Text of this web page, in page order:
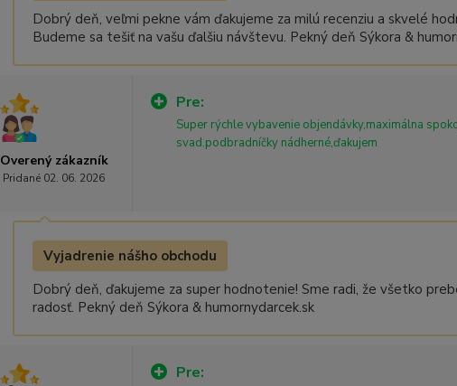
Dobrý deň, veľmi pekne vám ďakujeme za milú recenziu a skvelé
Budeme sa tešiť na vašu ďalšiu návštevu. Pekný deň Sýkora &
Overený zákazník
Pridané 02. 06. 2026
Pre:
Super rýchle vybavenie objendávky,maximálna
svad.podbradníčky nádherné,ďakujem
Vyjadrenie nášho obchodu
Dobrý deň, ďakujeme za super hodnotenie! Sme radi, že všetko
radosť. Pekný deň Sýkora & humornydarcek.sk
Pre: